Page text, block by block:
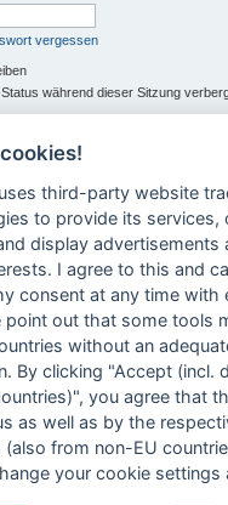
vergessen
während dieser Sitzung
Forum registriert sein, um dich
wenigen Augenblicken erledigt
zuzugreifen. Die Board-
Berechtigungen
wenn du dich in diesem
Alle Foren-Cookies
third-party website
to provide its services,
display advertisements
I agree to this and
consent at any time with
point out that some tools
without an
By clicking "Accept (incl.
you agree that
as well as by the
(also from non-EU
your cookie settings